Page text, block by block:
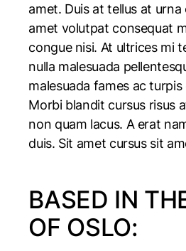
amet. Duis at tellus at
amet volutpat consequat
congue nisi. At ultrices mi
nulla malesuada
malesuada fames ac turpis
Morbi blandit cursus risus
non quam lacus. A erat
duis. Sit amet cursus sit
BASED IN
OF OSLO: